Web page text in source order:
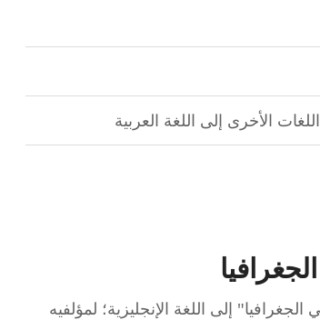
الأخرى إلى اللغة العربية
إلى اللغة الإنجليزية؛ لمؤلفيه